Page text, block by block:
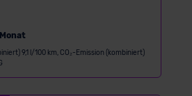
9,1 l/100 km, CO₂-Emission (kombiniert)